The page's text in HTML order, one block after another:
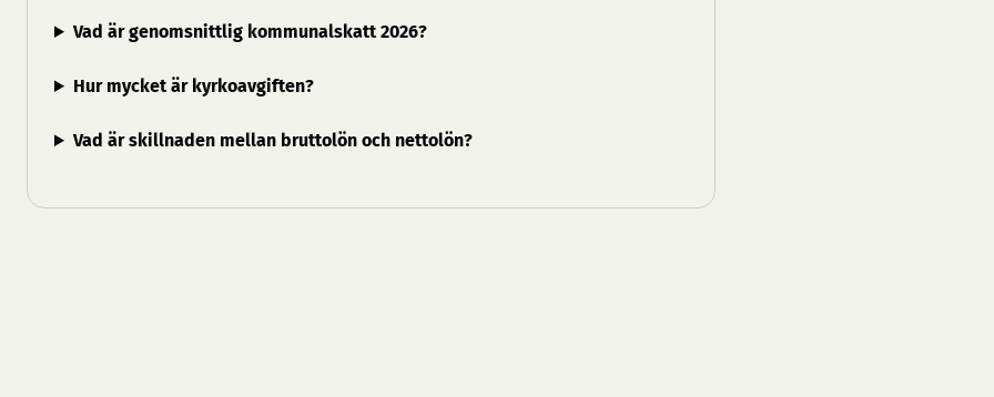
Vad är genomsnittlig kommunalskatt 2026?
Hur mycket är kyrkoavgiften?
Vad är skillnaden mellan bruttolön och nettolön?